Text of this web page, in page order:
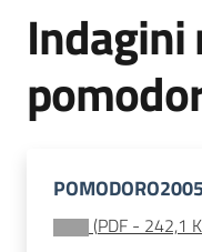
Sorveglianza
Difesa
Vivaismo
Indagini
(PDF - 242,1